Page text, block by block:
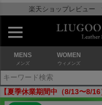
楽天ショップレビュー
MENS
メンズ
WOMEN
ウィメンズ
【夏季休業期間中（8/13〜8/